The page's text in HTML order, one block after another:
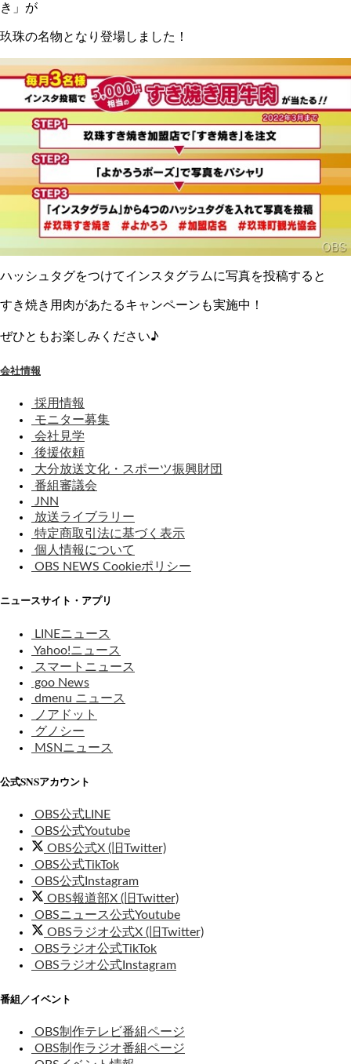
き」が
玖珠の名物となり登場しました！
ハッシュタグをつけてインスタグラムに写真を投稿すると
すき焼き用肉があたるキャンペーンも実施中！
ぜひともお楽しみください♪
会社情報
採用情報
モニター募集
会社見学
後援依頼
大分放送文化・スポーツ振興財団
番組審議会
JNN
放送ライブラリー
特定商取引法に基づく表示
個人情報について
OBS NEWS Cookieポリシー
ニュースサイト・アプリ
LINEニュース
Yahoo!ニュース
スマートニュース
goo News
dmenu ニュース
ノアドット
グノシー
MSNニュース
公式SNSアカウント
OBS公式LINE
OBS公式Youtube
OBS公式X (旧Twitter)
OBS公式TikTok
OBS公式Instagram
OBS報道部X (旧Twitter)
OBSニュース公式Youtube
OBSラジオ公式X (旧Twitter)
OBSラジオ公式TikTok
OBSラジオ公式Instagram
番組／イベント
OBS制作テレビ番組ページ
OBS制作ラジオ番組ページ